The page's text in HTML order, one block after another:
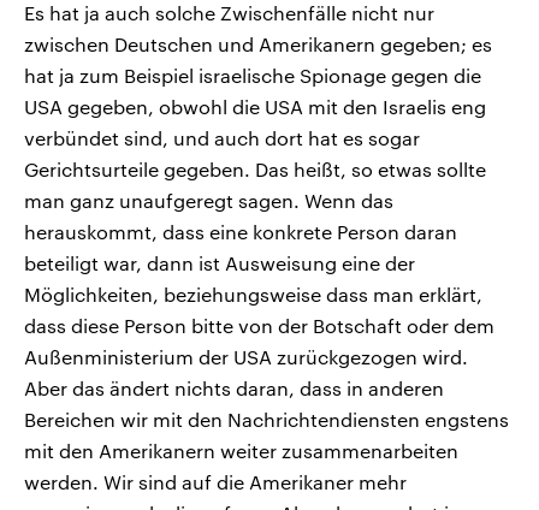
Es hat ja auch solche Zwischenfälle nicht nur
zwischen Deutschen und Amerikanern gegeben; es
hat ja zum Beispiel israelische Spionage gegen die
USA gegeben, obwohl die USA mit den Israelis eng
verbündet sind, und auch dort hat es sogar
Gerichtsurteile gegeben. Das heißt, so etwas sollte
man ganz unaufgeregt sagen. Wenn das
herauskommt, dass eine konkrete Person daran
beteiligt war, dann ist Ausweisung eine der
Möglichkeiten, beziehungsweise dass man erklärt,
dass diese Person bitte von der Botschaft oder dem
Außenministerium der USA zurückgezogen wird.
Aber das ändert nichts daran, dass in anderen
Bereichen wir mit den Nachrichtendiensten engstens
mit den Amerikanern weiter zusammenarbeiten
werden. Wir sind auf die Amerikaner mehr